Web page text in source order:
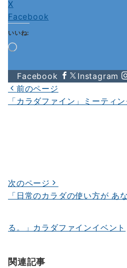
X
Facebook
いいね:
読
み
中…
Facebook Instagram
投
稿
シ
ン
前のページ
「カラダファイン」ミーティ
次のページ
「日常のカラダの使い方が あ
る。」カラダファインイベント
関連記事